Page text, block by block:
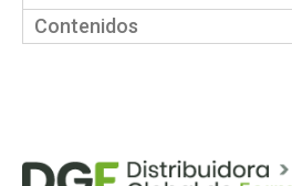
Contenidos